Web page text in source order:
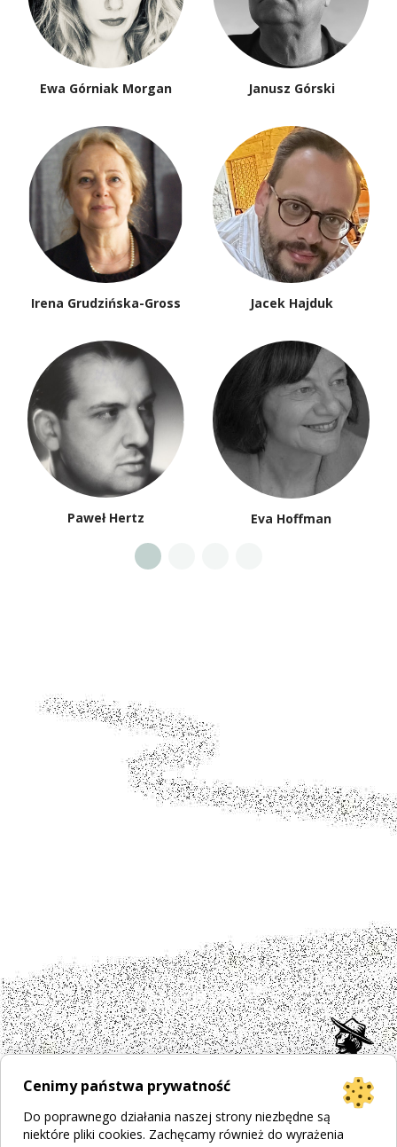
Ewa Górniak Morgan Janusz Górski
Irena Grudzińska-Gross Jacek Hajduk
Paweł Hertz Eva Hoffman
Cenimy państwa prywatność
Do poprawnego działania naszej strony niezbędne są
niektóre pliki cookies. Zachęcamy również do wyrażenia